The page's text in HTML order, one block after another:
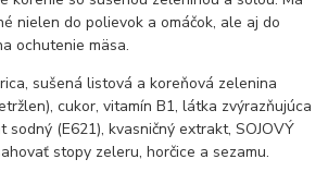
nielen do polievok a omáčok, ale aj do
ochutenie mäsa.
sušená listová a koreňová zelenina
cukor, vitamín B1, látka zvýrazňujúca
(E621), kvasničný extrakt, SOJOVÝ
stopy zeleru, horčice a sezamu.